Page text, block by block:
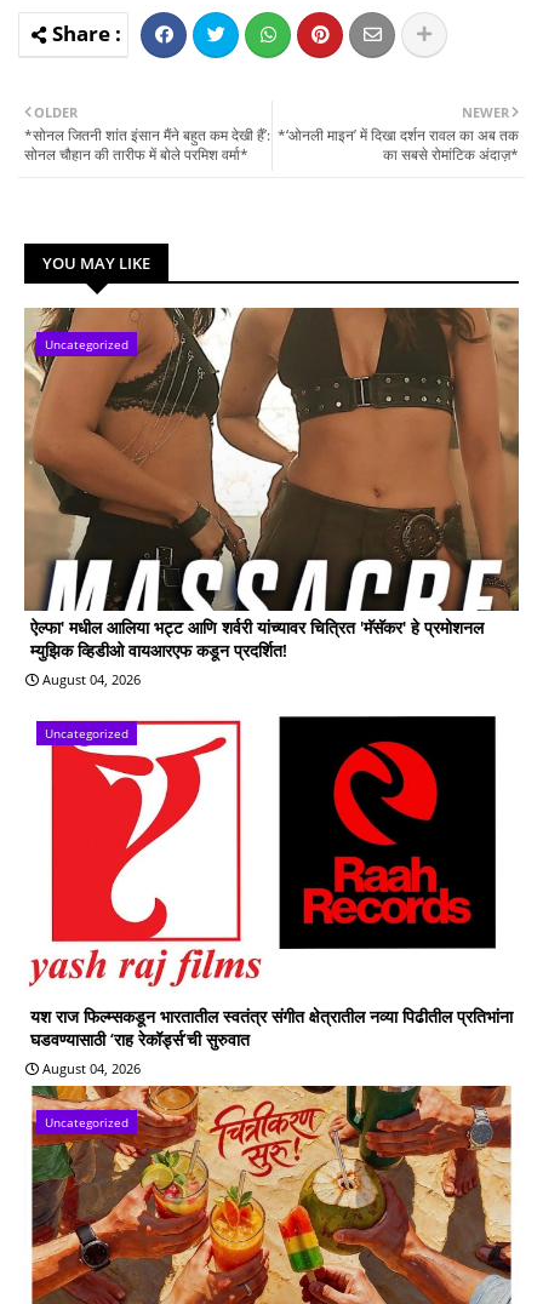
NEWER
*‘ओनली माइन’ में दिखा दर्शन रावल का अब तक
का सबसे रोमांटिक अंदाज़*
OLDER
*सोनल जितनी शांत इंसान मैंने बहुत कम देखी हैं’:
सोनल चौहान की तारीफ में बोले परमिश वर्मा*
YOU MAY LIKE
Uncategorized
ऐल्फा' मधील आलिया भट्ट आणि शर्वरी यांच्यावर चित्रित 'मॅसॅकर' हे प्रमोशनल
म्युझिक व्हिडीओ वायआरएफ कडून प्रदर्शित!
August 04, 2026
Uncategorized
यश राज फिल्म्सकडून भारतातील स्वतंत्र संगीत क्षेत्रातील नव्या पिढीतील प्रतिभांना
घडवण्यासाठी ‘राह रेकॉर्ड्स’ची सुरुवात
August 04, 2026
Uncategorized